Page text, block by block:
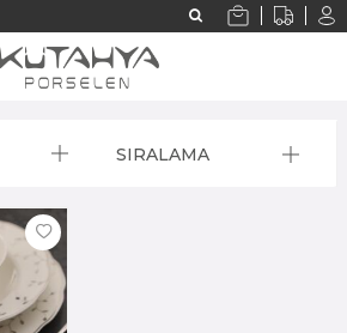
SIRALAMA